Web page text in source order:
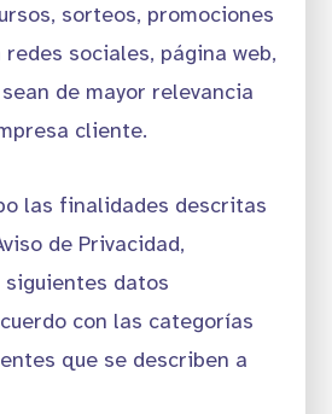
sorteos, promociones
sociales, página web,
de mayor relevancia
cliente.
las finalidades descritas
de Privacidad,
datos
con las categorías
que se describen a